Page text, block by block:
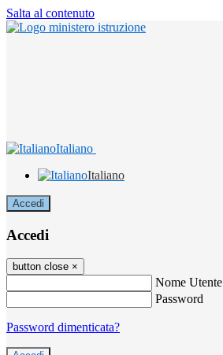
Salta al contenuto
Italiano
Italiano
Accedi
Accedi
button close ×
Nome Utente
Password
Password dimenticata?